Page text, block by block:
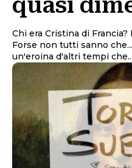
quasi
Chi era Cristina di
Forse non tutti sanno
un'eroina d'altri tempi che...